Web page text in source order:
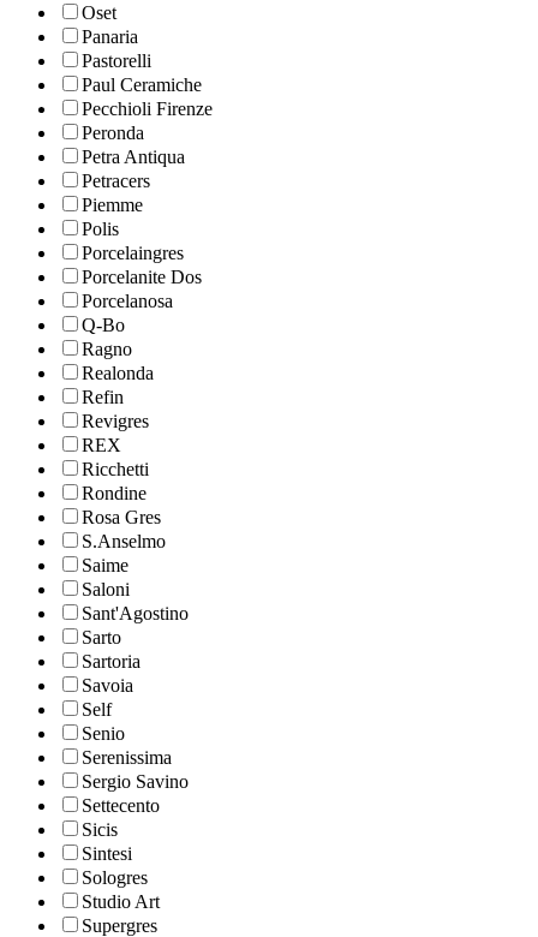
Oset
Panaria
Pastorelli
Paul Ceramiche
Pecchioli Firenze
Peronda
Petra Antiqua
Petracers
Piemme
Polis
Porcelaingres
Porcelanite Dos
Porcelanosa
Q-Bo
Ragno
Realonda
Refin
Revigres
REX
Ricchetti
Rondine
Rosa Gres
S.Anselmo
Saime
Saloni
Sant'Agostino
Sarto
Sartoria
Savoia
Self
Senio
Serenissima
Sergio Savino
Settecento
Sicis
Sintesi
Sologres
Studio Art
Supergres